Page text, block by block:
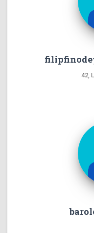
42,